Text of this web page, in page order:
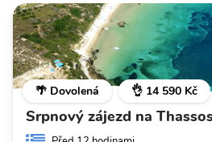
🌴 Dovolená 👌 14 590 Kč
Srpnový zájezd na